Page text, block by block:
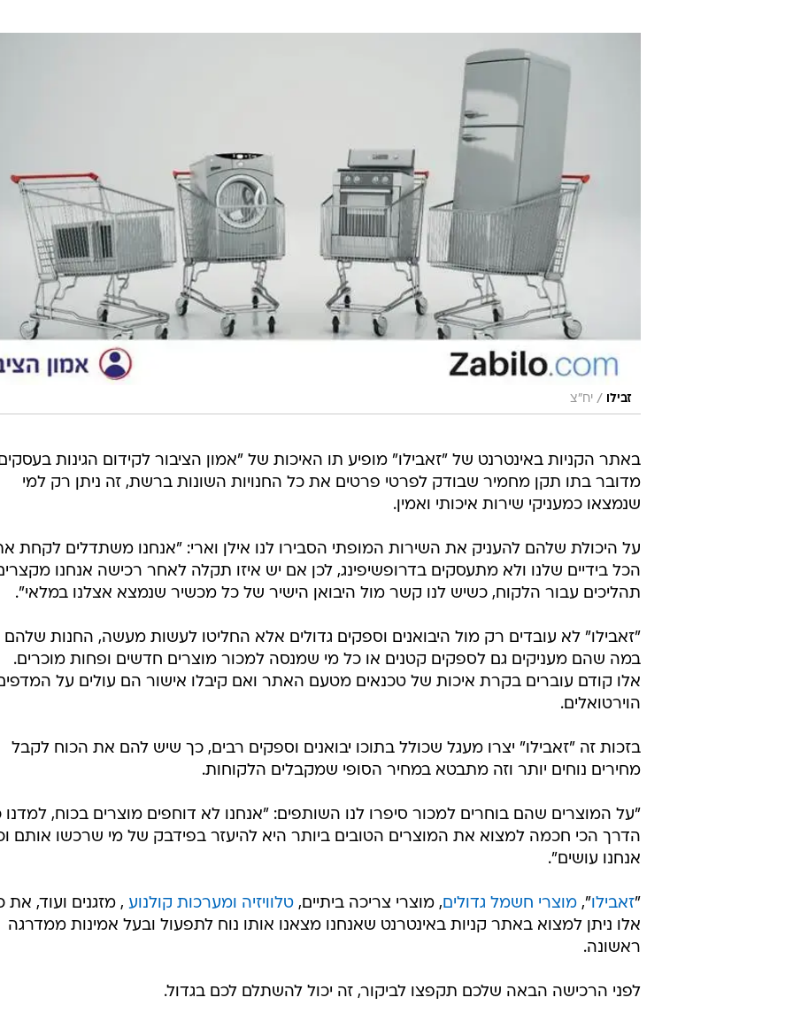
זבילו / יח"צ
באתר הקניות באינטרנט של "זאבילו" מופיע תו האיכות של "אמון הציבור לקידום הגינות
מדובר בתו תקן מחמיר שבודק לפרטי פרטים את כל החנויות השונות ברשת, זה ניתן רק למי
שנמצאו כמעניקי שירות איכותי ואמין.
על היכולת שלהם להעניק את השירות המופתי הסבירו לנו אילן וארי: "אנחנו משתדלים לקחת
הכל בידיים שלנו ולא מתעסקים בדרופשיפינג, לכן אם יש איזו תקלה לאחר רכישה אנחנו
תהליכים עבור הלקוח, כשיש לנו קשר מול היבואן הישיר של כל מכשיר שנמצא אצלנו במלאי".
"זאבילו" לא עובדים רק מול היבואנים וספקים גדולים אלא החליטו לעשות מעשה, החנות שלהם
במה שהם מעניקים גם לספקים קטנים או כל מי שמנסה למכור מוצרים חדשים ופחות מוכרים.
אלו קודם עוברים בקרת איכות של טכנאים מטעם האתר ואם קיבלו אישור הם עולים על
הוירטואלים.
בזכות זה "זאבילו" יצרו מעגל שכולל בתוכו יבואנים וספקים רבים, כך שיש להם את הכוח לקבל
מחירים נוחים יותר וזה מתבטא במחיר הסופי שמקבלים הלקוחות.
"על המוצרים שהם בוחרים למכור סיפרו לנו השותפים: "אנחנו לא דוחפים מוצרים בכוח, למדנו
הדרך הכי חכמה למצוא את המוצרים הטובים ביותר היא להיעזר בפידבק של מי שרכשו אותם
אנחנו עושים".
"זאבילו", מוצרי חשמל גדולים, מוצרי צריכה ביתיים, טלוויזיה ומערכות קולנוע , מזגנים ועוד, את
אלו ניתן למצוא באתר קניות באינטרנט שאנחנו מצאנו אותו נוח לתפעול ובעל אמינות ממדרגה
ראשונה.
לפני הרכישה הבאה שלכם תקפצו לביקור, זה יכול להשתלם לכם בגדול.